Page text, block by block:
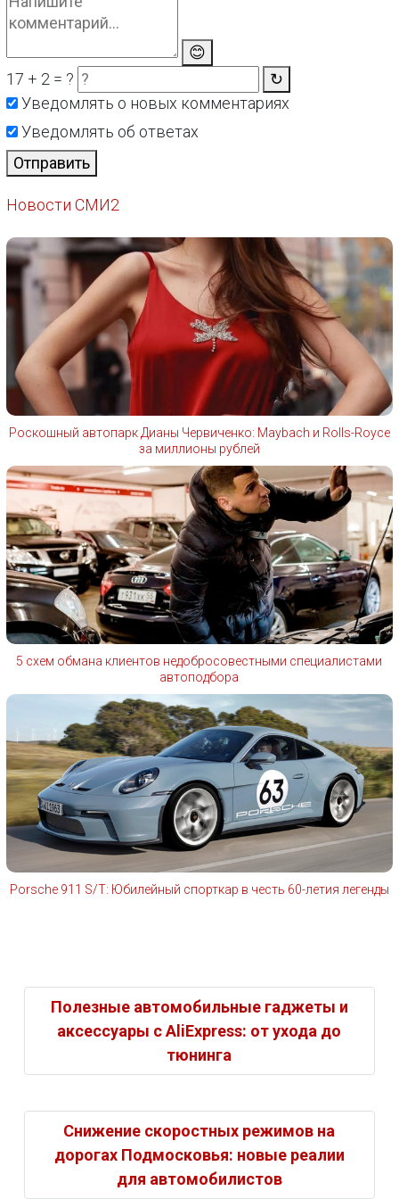
😊
17 + 2 = ?
↻
Уведомлять о новых комментариях
Уведомлять об ответах
Отправить
Новости СМИ2
Роскошный автопарк Дианы Червиченко: Maybach и Rolls-Royce
за миллионы рублей
5 схем обмана клиентов недобросовестными специалистами
автоподбора
Porsche 911 S/T: Юбилейный спорткар в честь 60-летия легенды
Полезные автомобильные гаджеты и
аксессуары с AliExpress: от ухода до
тюнинга
Снижение скоростных режимов на
дорогах Подмосковья: новые реалии
для автомобилистов